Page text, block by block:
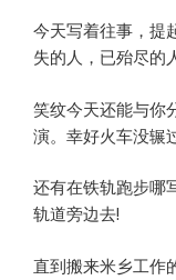
今天写着往事，提
失的人，已殆尽的
笑纹今天还能与你
演。幸好火车没辗
还有在铁轨跑步哪
轨道旁边去!
直到搬来米乡工作